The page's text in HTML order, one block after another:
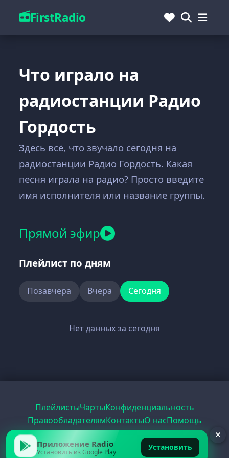
FirstRadio
Что играло на
радиостанции Радио
Гордость
Здесь всё, что звучало сегодня на
радиостанции Радио Гордость. Какая
песня играла на радио? Просто введите
имя исполнителя или название группы.
Прямой эфир
Плейлист по дням
Позавчера Вчера Сегодня
Нет данных за сегодня
ПлейлистыЧартыКонфиденциальность
ПравообладателямКонтактыО насПомощь
РецептыРадиоPDFRecordЕГЭ
Приложение Radio
Установить из Google Play Установить